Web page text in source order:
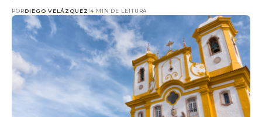
PORDIEGO VELÁZQUEZ 4 MIN DE LEITURA